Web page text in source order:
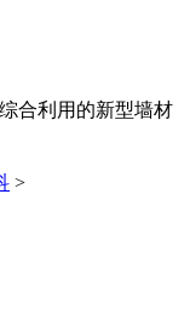
合利用的新型墙材
>